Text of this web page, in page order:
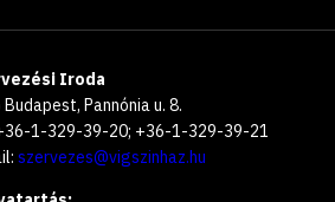
Iroda
Pannónia u. 8.
1-329-39-20; +36-1-329-39-21
szervezes@vigszinhaz.hu